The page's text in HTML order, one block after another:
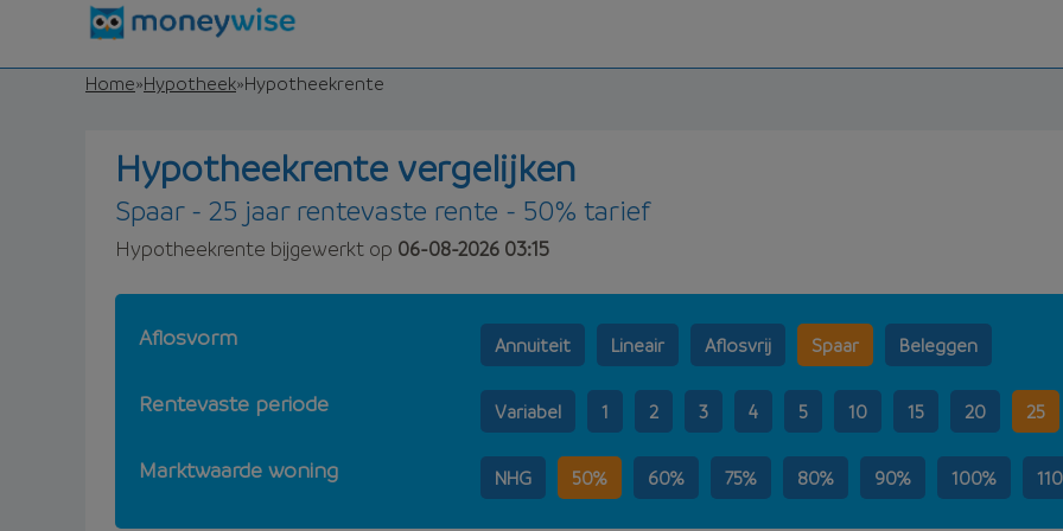
Home»Hypotheek»Hypotheekrente
Hypotheekrente vergelijken
Spaar - 25 jaar rentevaste rente - 50% tarief
Hypotheekrente bijgewerkt op 06-08-2026 03:15
Aflosvorm Annuiteit Lineair Aflosvrij Spaar Beleggen
Rentevaste periode Variabel 1 2 3 4 5 10 15 20 25
Marktwaarde woning NHG 50% 60% 75% 80% 90% 100%